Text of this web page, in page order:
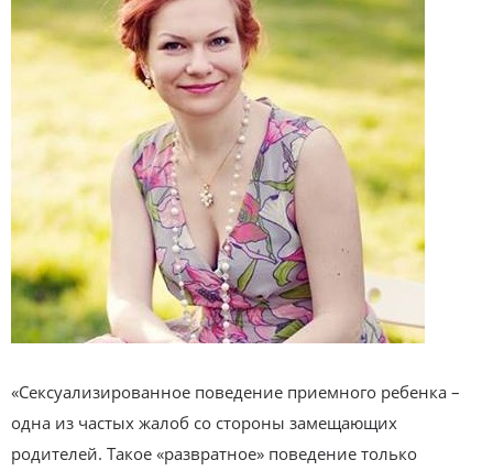
«Сексуализированное поведение приемного ребенка –
одна из частых жалоб со стороны замещающих
родителей. Такое «развратное» поведение только